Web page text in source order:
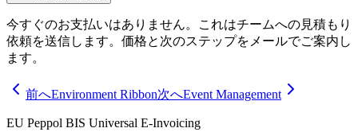
今すぐのお支払いはありません。これはチームへの見積もり
依頼を送信します。価格と次のステップをメールでご案内し
ます。
前へEnvironment Ribbon次へEvent Management
EU Peppol BIS Universal E-Invoicing